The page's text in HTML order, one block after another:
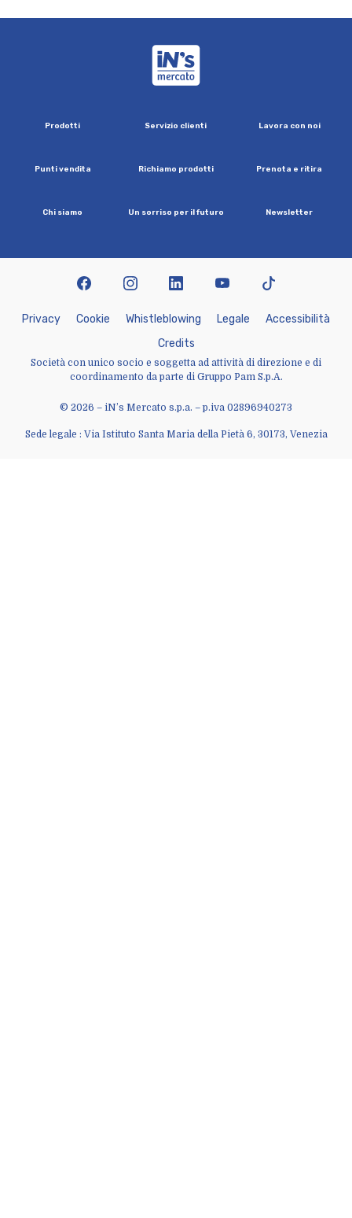
Prodotti Servizio clienti Lavora con noi
Puntivendita Richiamo prodotti Prenota e ritira
Chi siamo Un sorriso per ilfuturo Newsletter
© 2026 – iN’s Mercato s.p.a. – p.iva 02896940273
Sede legale : Via Istituto Santa Maria della Pietà 6, 30173, Venezia
Privacy Cookie Whist eb owing Lega e Accessibi ità
Credits
Società con unico socio e soggetta ad attività di direzione e di
coordinamento da parte di Gruppo Pam S.p.A.
facebookinstagram linkedin youtubetiktok